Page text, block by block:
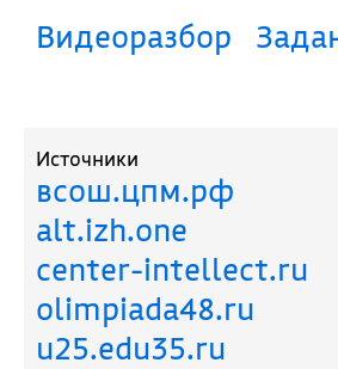
Видеоразбор
Источники
всош.цпм.рф
alt.izh.one
center-intellect.ru
olimpiada48.ru
u25.edu35.ru